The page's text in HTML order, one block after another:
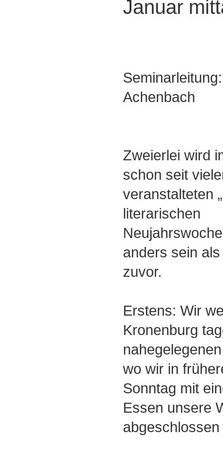
Januar
Achenbach
Zweierlei wird
schon seit
veranstalteten
literarischen
anders sein
zuvor.
Erstens: Wir
Kronenburg
wo wir in
Sonntag mit
Essen unsere